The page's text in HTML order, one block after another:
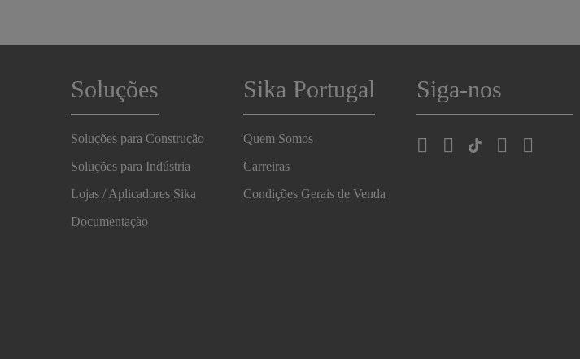
Soluções
Soluções para Construção
Soluções para Indústria
Lojas / Aplicadores Sika
Documentação
Sika Portugal
Quem Somos
Carreiras
Condições Gerais de Venda
Siga-nos